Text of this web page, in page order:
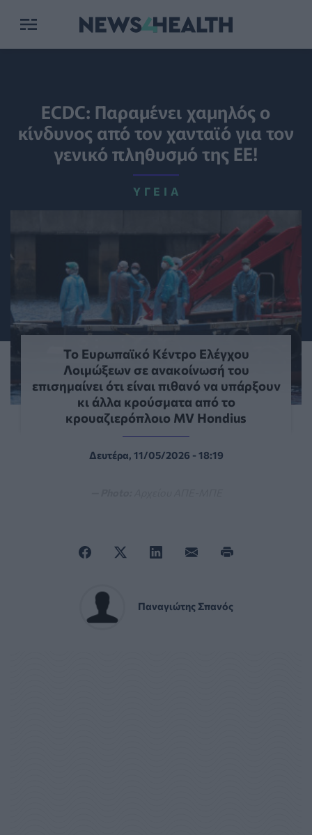
ECDC: Παραμένει χαμηλός ο
κίνδυνος από τον χανταϊό για τον
γενικό πληθυσμό της ΕΕ!
ΥΓΕΊΑ
Το Ευρωπαϊκό Κέντρο Ελέγχου
Λοιμώξεων σε ανακοίνωσή του
επισημαίνει ότι είναι πιθανό να υπάρξουν
κι άλλα κρούσματα από το
κρουαζιερόπλοιο MV Hondius
Δευτέρα, 11/05/2026 - 18:19
Παναγιώτης Σπανός